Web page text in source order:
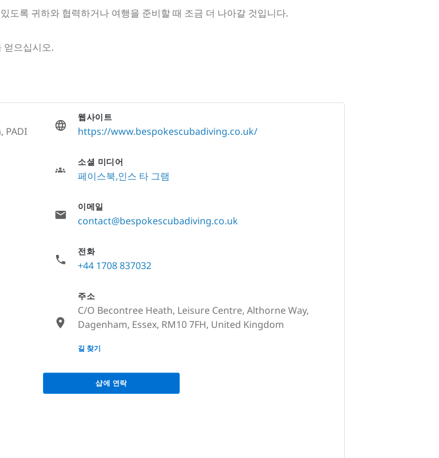
도록 귀하와 협력하거나 여행을 준비할 때 조금 더 나아갈 것입니다.
얻으십시오.
PADI
웹사이트
https://www.bespokescubadiving.co.uk/
소셜 미디어
페이스북 인스 타 그램
이메일
contact@bespokescubadiving.co.uk
전화
+44 1708 837032
주소
C/O Becontree Heath, Leisure Centre, Althorne Way,
Dagenham, Essex, RM10 7FH, United Kingdom
None
길 찾기
샵에 연락